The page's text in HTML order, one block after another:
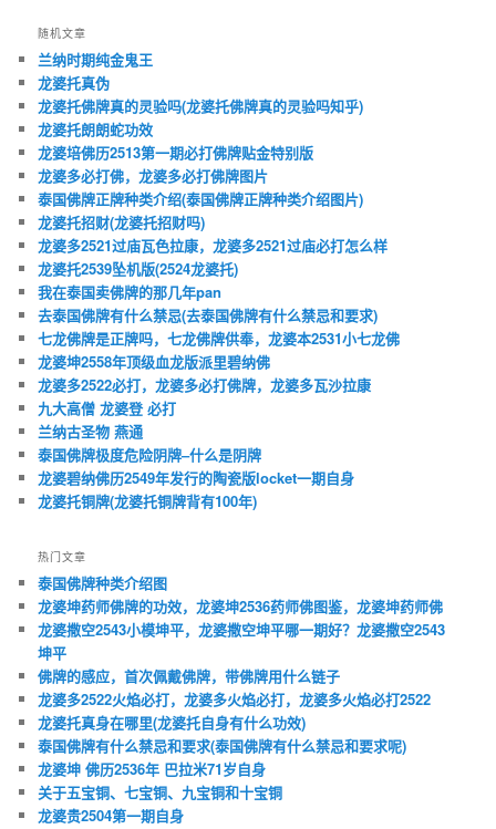
随机文章
兰纳时期纯金鬼王
龙婆托真伪
龙婆托佛牌真的灵验吗(龙婆托佛牌真的灵验吗知乎)
龙婆托朗朗蛇功效
龙婆培佛历2513第一期必打佛牌贴金特别版
龙婆多必打佛，龙婆多必打佛牌图片
泰国佛牌正牌种类介绍(泰国佛牌正牌种类介绍图片)
龙婆托招财(龙婆托招财吗)
龙婆多2521过庙瓦色拉康，龙婆多2521过庙必打怎么样
龙婆托2539坠机版(2524龙婆托)
我在泰国卖佛牌的那几年pan
去泰国佛牌有什么禁忌(去泰国佛牌有什么禁忌和要求)
七龙佛牌是正牌吗，七龙佛牌供奉，龙婆本2531小七龙佛
龙婆坤2558年‭‮级顶‬‬血龙版‭‮纳碧里派‬‬佛
龙婆多2522必打，龙婆多必打佛牌，龙婆多瓦沙拉康
九大高僧 龙婆登 必打
兰纳古圣物 燕通
泰国佛牌极度危险阴牌–什么是阴牌
龙婆碧纳佛历2549年发行的陶瓷版locket一期自身
龙婆托铜牌(龙婆托铜牌背有100年)
热门文章
泰国佛牌种类介绍图
龙婆坤药师佛牌的功效，龙婆坤2536药师佛图鉴，龙婆坤药师佛
龙婆撒空2543小模坤平，龙婆撒空坤平哪一期好？龙婆撒空2543
坤平
佛牌的感应，首次佩戴佛牌，带佛牌用什么链子
龙婆多2522火焰必打，龙婆多火焰必打，龙婆多火焰必打2522
龙婆托真身在哪里(龙婆托自身有什么功效)
泰国佛牌有什么禁忌和要求(泰国佛牌有什么禁忌和要求呢)
龙婆坤 佛历2536年 巴拉米71岁自身
关于五宝铜、七宝铜、九宝铜和十宝铜
龙婆贵2504第一期自身